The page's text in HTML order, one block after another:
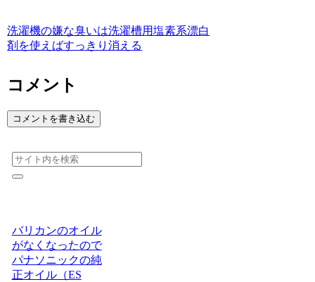
洗濯機の嫌な臭いは洗濯槽用塩素系漂白
剤を使えばすっきり消える
コメント
コメントを書き込む
バリカンのオイル
がなくなったので
パナソニックの純
正オイル（ES